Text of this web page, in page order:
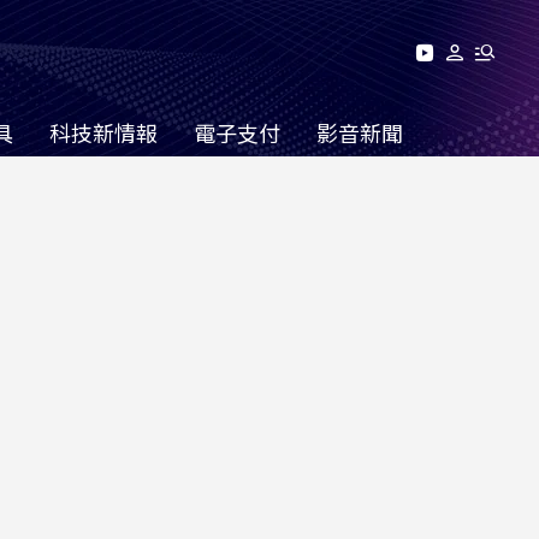
科技新情報 電子支付 影音新聞